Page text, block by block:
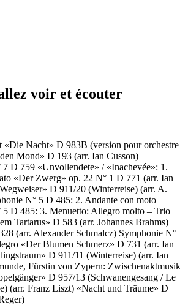
voir et écouter
«Die Nacht» D 983B (version pour orchestre
Mond» D 193 (arr. Ian Cusson)
7 D 759 «Unvollendete» / «Inachevée»: 1.
«Der Zwerg» op. 22 N° 1 D 771 (arr. Ian
D 911/20 (Winterreise) (arr. A.
N° 5 D 485: 2. Andante con moto
5 D 485: 3. Menuetto: Allegro molto – Trio
Tartarus» D 583 (arr. Johannes Brahms)
(arr. Alexander Schmalcz) Symphonie N°
«Der Blumen Schmerz» D 731 (arr. Ian
D 911/11 (Winterreise) (arr. Ian
Fürstin von Zypern: Zwischenaktmusik
D 957/13 (Schwanengesang / Le
(arr. Franz Liszt) «Nacht und Träume» D